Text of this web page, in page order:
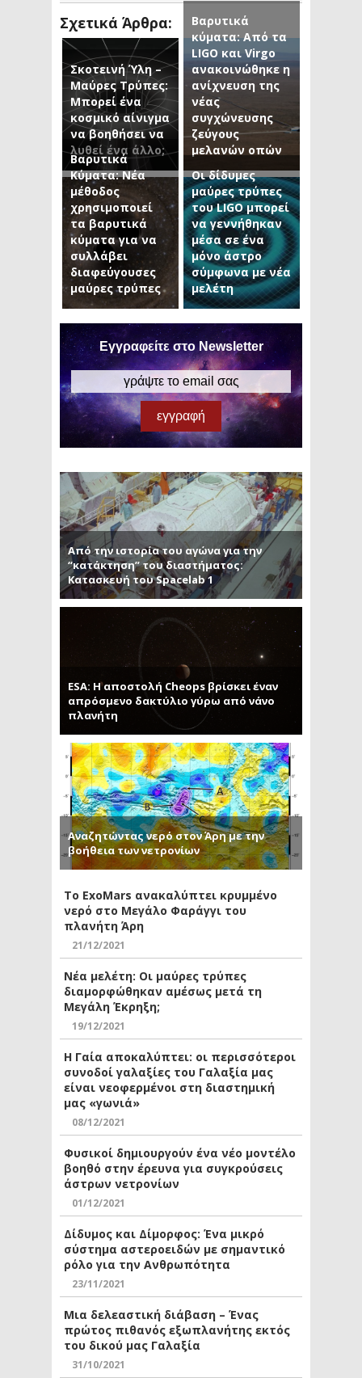
Σχετικά Άρθρα:
Σκοτεινή Ύλη –
Μαύρες Τρύπες:
Μπορεί ένα
κοσμικό αίνιγμα
να βοηθήσει να
λυθεί ένα άλλο;
Βαρυτικά
κύματα: Από τα
LIGO και Virgo
ανακοινώθηκε η
ανίχνευση της
νέας
συγχώνευσης
ζεύγους
μελανών οπών
Βαρυτικά
Κύματα: Νέα
μέθοδος
χρησιμοποιεί
τα βαρυτικά
κύματα για να
συλλάβει
διαφεύγουσες
μαύρες τρύπες
Οι δίδυμες
μαύρες τρύπες
του LIGO μπορεί
να γεννήθηκαν
μέσα σε ένα
μόνο άστρο
σύμφωνα με νέα
μελέτη
Εγγραφείτε στο Newsletter
Από την ιστορία του αγώνα για την
“κατάκτηση” του διαστήματος:
Κατασκευή του Spacelab 1
ESA: Η αποστολή Cheops βρίσκει έναν
απρόσμενο δακτύλιο γύρω από νάνο
πλανήτη
Αναζητώντας νερό στον Άρη με την
βοήθεια των νετρονίων
Το ExoMars ανακαλύπτει κρυμμένο
νερό στο Μεγάλο Φαράγγι του
πλανήτη Άρη
21/12/2021
Νέα μελέτη: Οι μαύρες τρύπες
διαμορφώθηκαν αμέσως μετά τη
Μεγάλη Έκρηξη;
19/12/2021
Η Γαία αποκαλύπτει: οι περισσότεροι
συνοδοί γαλαξίες του Γαλαξία μας
είναι νεοφερμένοι στη διαστημική
μας «γωνιά»
08/12/2021
Φυσικοί δημιουργούν ένα νέο μοντέλο
βοηθό στην έρευνα για συγκρούσεις
άστρων νετρονίων
01/12/2021
Δίδυμος και Δίμορφος: Ένα μικρό
σύστημα αστεροειδών με σημαντικό
ρόλο για την Ανθρωπότητα
23/11/2021
Μια δελεαστική διάβαση – Ένας
πρώτος πιθανός εξωπλανήτης εκτός
του δικού μας Γαλαξία
31/10/2021